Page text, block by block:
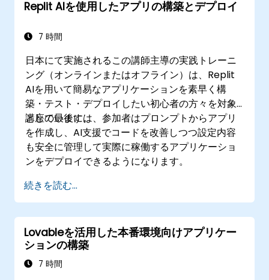
Replit AIを使用したアプリの構築とデプロイ
7 時間
日本にて実施されるこの講師主導の実践トレーニ
ング（オンラインまたはオフライン）は、Replit
AIを用いて簡易なアプリケーションを素早く構
築・テスト・デプロイしたい初心者の方々を対象
としています。
講座の最後には、参加者はプロンプトからアプリ
を作成し、AI支援でコードを改善しつつ設定内容
も安全に管理して実際に稼働するアプリケーショ
ンをデプロイできるようになります。
続きを読む...
Lovableを活用した本番環境向けアプリケー
ションの構築
7 時間